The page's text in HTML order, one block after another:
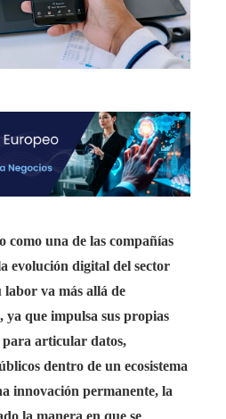
como una de las compañías
evolución digital del sector
va más allá de
ya que impulsa sus propias
para articular datos,
dentro de un ecosistema
innovación permanente, la
la manera en que se